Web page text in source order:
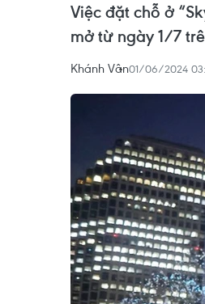
Việc đặt chỗ ở
mở từ ngày 1/7
Khánh Vân01/06/2024